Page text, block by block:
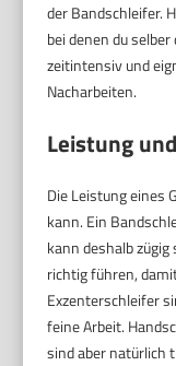
der Bandschleifer.
bei denen du
zeitintensiv und
Nacharbeiten.
Leistung
Die Leistung eines
kann. Ein
kann deshalb
richtig führen,
Exzenterschleifer
feine Arbeit.
sind aber natürlich